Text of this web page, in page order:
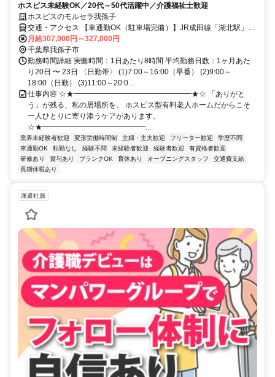
ホスピス未経験OK／20代～50代活躍中／介護福祉士歓迎
ホスピスのモルセラ我孫子
交通・アクセス 【車通勤OK（駐車場完備）】JR成田線「湖北駅」北
口徒歩13分、国道356号線沿い（セブンイレブン我孫子中里店の横）
月給307,000円～327,000円
千葉県我孫子市
勤務時間詳細 実働時間：1日あたり8時間 平均勤務日数：1ヶ月あた
り20日 〜 23日 〈日勤帯〉 (1)7:00～16:00（早番） (2)9:00～
18:00（日勤） (3)11:00～20:0...
仕事内容 ☆★━━━━━━━━━━━━━━━━★☆ 「ありがと
う」が残る、私の居場所を。 ホスピス型有料老人ホームだからこそ
一人ひとりに寄り添うケアがあります。
☆★━━━━━━━━━━━━━━...
業界未経験者歓迎 変形労働時間制 主婦・主夫歓迎 フリーター歓迎
学歴不問
車通勤OK
転勤なし 経験不問 未経験者歓迎 経験者歓迎
有資格者歓迎
研修あり
賞与あり ブランクOK 育休あり オープニングスタッフ
交通費支給
長期休暇あり
派遣社員